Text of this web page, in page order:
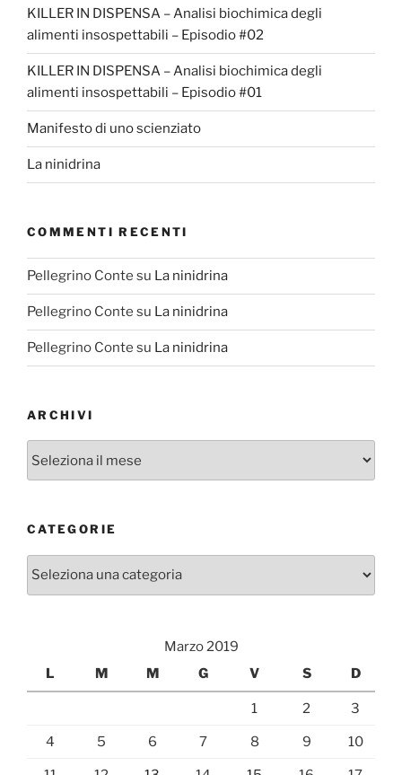
KILLER IN DISPENSA – Analisi biochimica degli
alimenti insospettabili – Episodio #02
KILLER IN DISPENSA – Analisi biochimica degli
alimenti insospettabili – Episodio #01
Manifesto di uno scienziato
La ninidrina
COMMENTI RECENTI
Pellegrino Conte su La ninidrina
Pellegrino Conte su La ninidrina
Pellegrino Conte su La ninidrina
ARCHIVI
CATEGORIE
Categorie
Marzo 2019
L
M M G V S D
1 2 3
4 5 6 7 8 9 10